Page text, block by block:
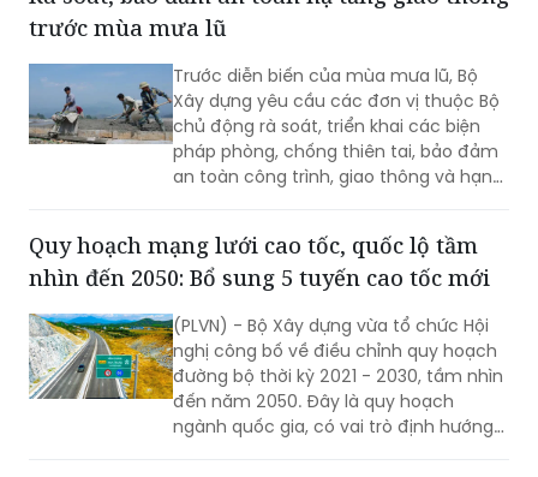
Trước diễn biến của mùa mưa lũ, Bộ
Xây dựng yêu cầu các đơn vị thuộc Bộ
chủ động rà soát, triển khai các biện
pháp phòng, chống thiên tai, bảo đảm
an toàn công trình, giao thông và hạn
chế thấp nhất thiệt hại do mưa bão
gây ra.
Quy hoạch mạng lưới cao tốc, quốc lộ tầm
(PLVN) - Bộ Xây dựng vừa tổ chức Hội
nghị công bố về điều chỉnh quy hoạch
đường bộ thời kỳ 2021 - 2030, tầm nhìn
đến năm 2050. Đây là quy hoạch
ngành quốc gia, có vai trò định hướng
phát triển hệ thống đường bộ trên
phạm vi cả nước; là cơ sở để quản lý,
huy động nguồn lực đầu tư, tăng
Tạm cấm, hạn chế xe trên nhiều tuyến